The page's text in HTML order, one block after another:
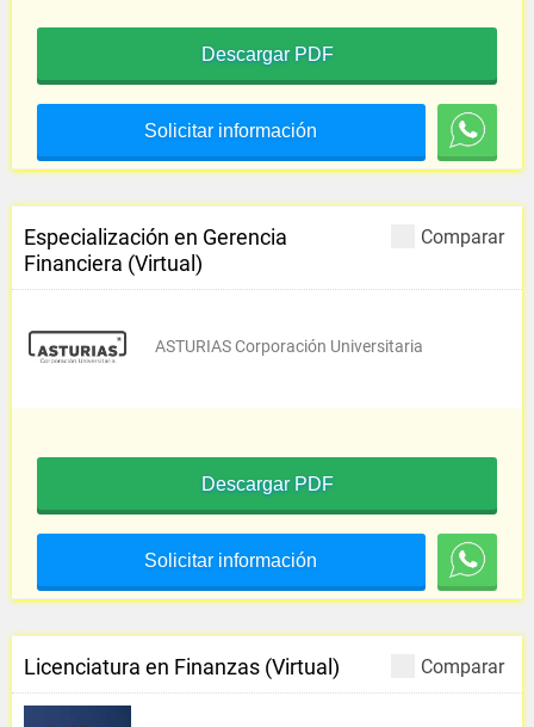
Descargar PDF
Solicitar información
Comparar
Especialización en Gerencia
Financiera (Virtual)
ASTURIAS Corporación Universitaria
Descargar PDF
Solicitar información
Comparar
Licenciatura en Finanzas (Virtual)